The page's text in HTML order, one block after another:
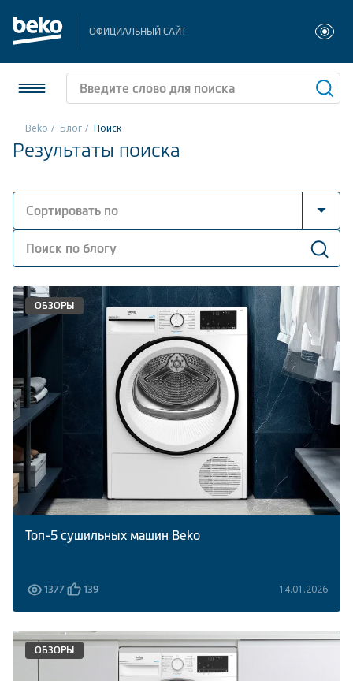
ОФИЦИАЛЬНЫЙ САЙТ
Холодильники и морозильники
Стиральные и сушильные машины
Посудомоечные машины
Встраиваемая техника
Малая бытовая техника
Климатическая техника
Сравнить 0
Beko Блог Поиск
Результаты поиска
Сортировать по
Сначала новые
ОБЗОРЫ
Топ-5 сушильных машин Beko
1377 139 14.01.2026
ОБЗОРЫ